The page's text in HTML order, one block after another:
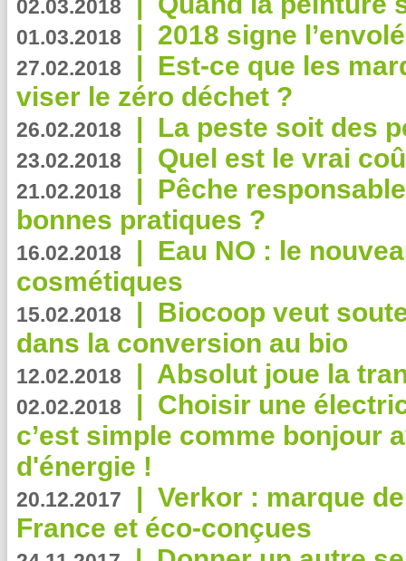
02.03.2018
01.03.2018 | 2018 signe
27.02.2018 | Est-ce que les
viser le zéro déchet ?
26.02.2018 | La peste soit des
23.02.2018 | Quel est le vrai
21.02.2018 | Pêche
bonnes pratiques ?
16.02.2018 | Eau NO : le
cosmétiques
15.02.2018 | Biocoop veut
dans la conversion au bio
12.02.2018 | Absolut joue la
02.02.2018 | Choisir une
c’est simple comme bonjour
d'énergie !
20.12.2017 | Verkor : marque
France et éco-conçues